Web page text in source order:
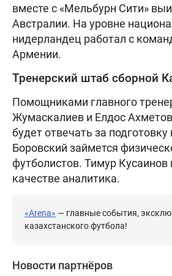
вместе с «Мельбурн Сити»
Австралии. На уровне
нидерландец работал с
Армении.
Тренерский штаб сборной
Помощниками главного
Жумаскалиев и Елдос
будет отвечать за
Боровский займется
футболистов. Тимур
качестве аналитика.
«Arena» — главные события,
казахстанского футбола!